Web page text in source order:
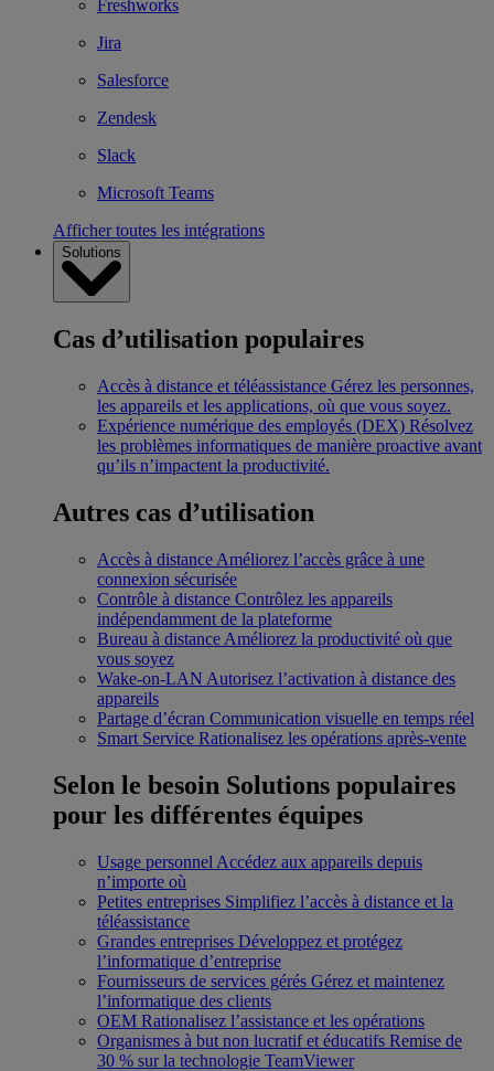
Freshworks
Jira
Salesforce
Zendesk
Slack
Microsoft Teams
Afficher toutes les intégrations
Solutions
Cas d’utilisation populaires
Accès à distance et téléassistance Gérez les personnes,
les appareils et les applications, où que vous soyez.
Expérience numérique des employés (DEX) Résolvez
les problèmes informatiques de manière proactive avant
qu’ils n’impactent la productivité.
Autres cas d’utilisation
Accès à distance Améliorez l’accès grâce à une
connexion sécurisée
Contrôle à distance Contrôlez les appareils
indépendamment de la plateforme
Bureau à distance Améliorez la productivité où que
vous soyez
Wake-on-LAN Autorisez l’activation à distance des
appareils
Partage d’écran Communication visuelle en temps réel
Smart Service Rationalisez les opérations après-vente
Selon le besoin Solutions populaires
pour les différentes équipes
Usage personnel Accédez aux appareils depuis
n’importe où
Petites entreprises Simplifiez l’accès à distance et la
téléassistance
Grandes entreprises Développez et protégez
l’informatique d’entreprise
Fournisseurs de services gérés Gérez et maintenez
l’informatique des clients
OEM Rationalisez l’assistance et les opérations
Organismes à but non lucratif et éducatifs Remise de
30 % sur la technologie TeamViewer